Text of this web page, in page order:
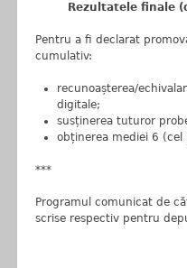
Rezultatele finale
Pentru a fi declarat
cumulativ:
recunoașterea/
digitale;
susținerea tuturor
obținerea mediei 6 (cel
***
Programul comunicat de
scrise respectiv pentru